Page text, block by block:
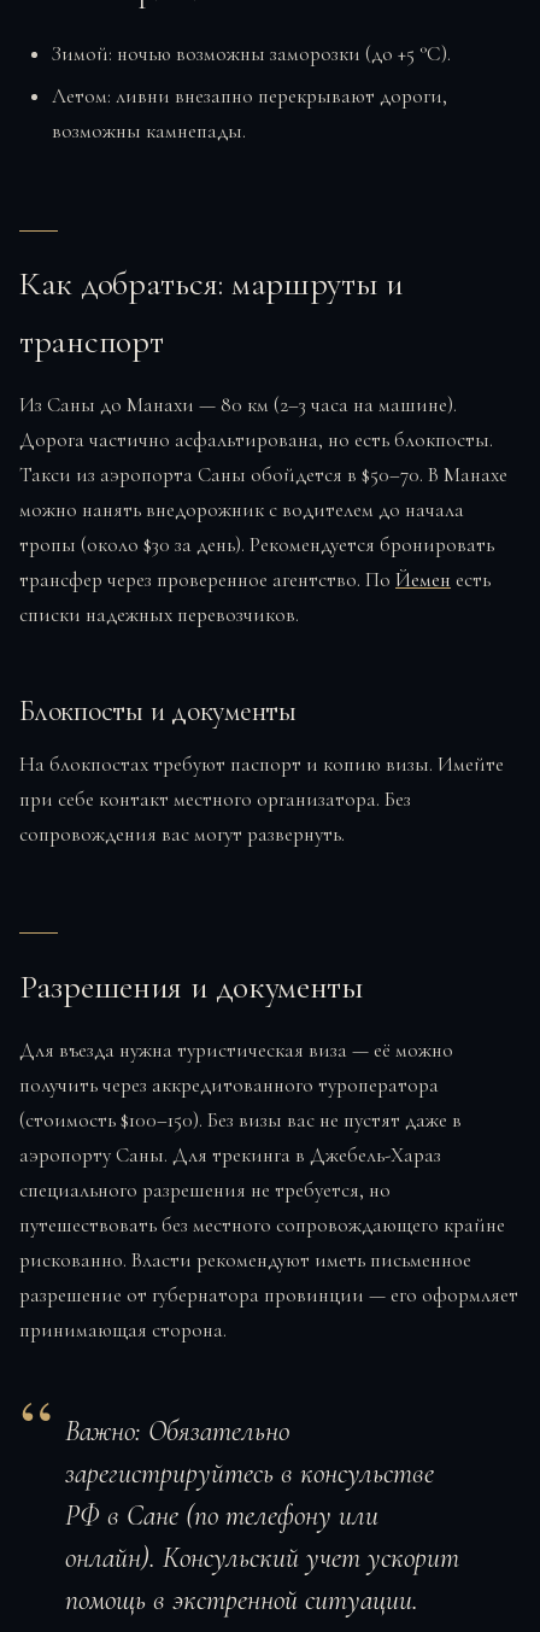
Зимой: ночью возможны заморозки (до +5 °C).
Летом: ливни внезапно перекрывают дороги,
возможны камнепады.
Как добраться: маршруты и
транспорт
Из Саны до Манахи — 80 км (2–3 часа на машине).
Дорога частично асфальтирована, но есть блокпосты.
Такси из аэропорта Саны обойдется в $50–70. В Манахе
можно нанять внедорожник с водителем до начала
тропы (около $30 за день). Рекомендуется бронировать
трансфер через проверенное агентство. По Йемен есть
списки надежных перевозчиков.
Блокпосты и документы
На блокпостах требуют паспорт и копию визы. Имейте
при себе контакт местного организатора. Без
сопровождения вас могут развернуть.
Разрешения и документы
Для въезда нужна туристическая виза — её можно
получить через аккредитованного туроператора
(стоимость $100–150). Без визы вас не пустят даже в
аэропорту Саны. Для трекинга в Джебель-Хараз
специального разрешения не требуется, но
путешествовать без местного сопровождающего крайне
рискованно. Власти рекомендуют иметь письменное
разрешение от губернатора провинции — его оформляет
принимающая сторона.
Важно: Обязательно
зарегистрируйтесь в консульстве
РФ в Сане (по телефону или
онлайн). Консульский учет ускорит
помощь в экстренной ситуации.